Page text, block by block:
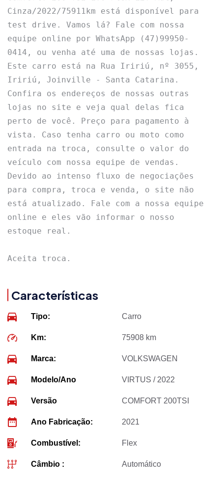
Cinza/2022/75911km está disponível para
test drive. Vamos lá? Fale com nossa
equipe online por WhatsApp (47)99950-
0414, ou venha até uma de nossas lojas.
Este carro está na Rua Iririú, nº 3055,
Iririú, Joinville - Santa Catarina.
Confira os endereços de nossas outras
lojas no site e veja qual delas fica
perto de você. Preço para pagamento à
vista. Caso tenha carro ou moto como
entrada na troca, consulte o valor do
veículo com nossa equipe de vendas.
Devido ao intenso fluxo de negociações
para compra, troca e venda, o site não
está atualizado. Fale com a nossa equipe
online e eles vão informar o nosso
estoque real.
Aceita troca.
Características
Tipo: Carro
Km: 75908 km
Marca: VOLKSWAGEN
Modelo/Ano VIRTUS / 2022
Versão COMFORT 200TSI
Ano Fabricação: 2021
Combustível: Flex
Câmbio : Automático